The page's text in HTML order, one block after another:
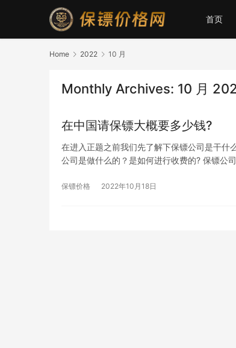
首页
Home 2022 10 月
Monthly Archives: 10 月
在中国请保镖大概要多少钱?
在进入正题之前我们先了解下保镖公司是干什
公司是做什么的？是如何进行收费的? 保镖公
保镖价格 2022年10月18日